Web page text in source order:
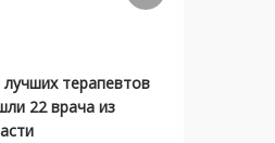
терапевтов
22 врача из